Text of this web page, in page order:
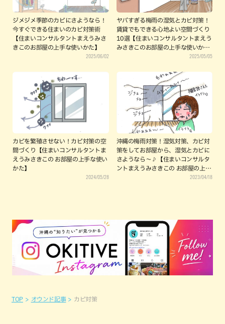
ジメジメ季節のカビにさようなら！
今すぐできる住まいのカビ対策術
【住まいコンサルタントまえうみさ
きこのお部屋の上手な使いかた】
2025/06/02
ヤバすぎる梅雨の湿気とカビ対策！
賃貸でもできる心地よい空間づくり
10選【住まいコンサルタントまえう
みさきこのお部屋の上手な使いか
2025/05/05
カビを繁殖させない！カビ対策の空
間づくり【住まいコンサルタントま
えうみさきこの お部屋の上手な使い
かた】
2024/05/28
沖縄の梅雨対策！湿気対策、カビ対
策をしてお部屋から、湿気とカビに
さようなら～♪【住まいコンサルタ
ントまえうみさきこの お部屋の上手
2023/04/18
TOP オウンド記事 カビ対策